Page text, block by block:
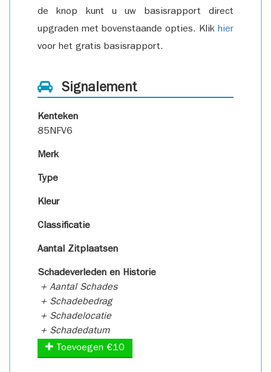
de knop kunt u uw basisrapport direct
upgraden met bovenstaande opties. Klik hier
voor het gratis basisrapport.
Signalement
Kenteken
85NFV6
Merk
Type
Kleur
Classificatie
Aantal Zitplaatsen
Schadeverleden en Historie
+ Aantal Schades
+ Schadebedrag
+ Schadelocatie
+ Schadedatum
Toevoegen €10